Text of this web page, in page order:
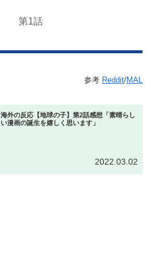
第1話
参考 Reddit/MAL
海外の反応【地球の子】第2話感想「素晴らし
い漫画の誕生を嬉しく思います」
2022.03.02